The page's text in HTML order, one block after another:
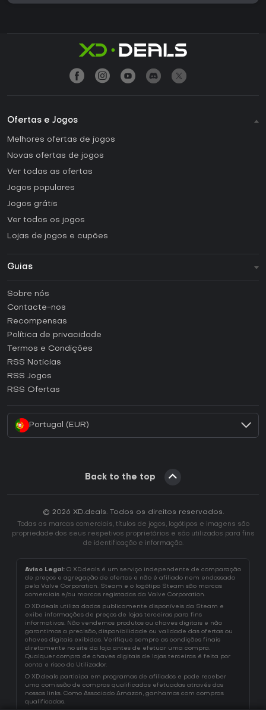
Ofertas e Jogos
Melhores ofertas de jogos
Novas ofertas de jogos
Ver todas as ofertas
Jogos populares
Jogos grátis
Ver todos os jogos
Lojas de jogos e cupões
Guias
Como ativar uma CD Key Steam?
Como ativar uma CD Key Epic Games?
Como ativar uma CD Key GOG?
Como ativar uma CD Key Ubisoft Connect?
Sobre nós
Contacte-nos
Recompensas
Política de privacidade
Termos e Condições
RSS Noticias
RSS Jogos
RSS Ofertas
Portugal (EUR)
Back to the top
© 2026 XD.deals. Todos os direitos reservados.
Todas as marcas comerciais, títulos de jogos, logótipos e imagens são
propriedade dos seus respetivos proprietários e são utilizados para fins
de identificação e informação.
Aviso Legal: O XD.deals é um serviço independente de comparação
de preços e agregação de ofertas e não é afiliado nem endossado
pela Valve Corporation. Steam e o logótipo Steam são marcas
comerciais e/ou marcas registadas da Valve Corporation.
O XD.deals utiliza dados publicamente disponíveis da Steam e
exibe informações de preços de lojas terceiras para fins
informativos. Não vendemos produtos ou chaves digitais e não
garantimos a precisão, disponibilidade ou validade das ofertas ou
chaves digitais exibidas. Verifique sempre as condições finais
diretamente no site da loja antes de efetuar uma compra.
Qualquer compra de chaves digitais de lojas terceiras é feita por
conta e risco do Utilizador.
O XD.deals participa em programas de afiliados e pode receber
uma comissão de compras qualificadas efetuadas através dos
nossos links. Como Associado Amazon, ganhamos com compras
qualificadas.